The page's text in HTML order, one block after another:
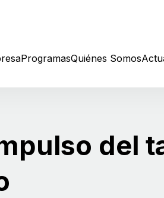
ProgramasQuiénes Somos
del